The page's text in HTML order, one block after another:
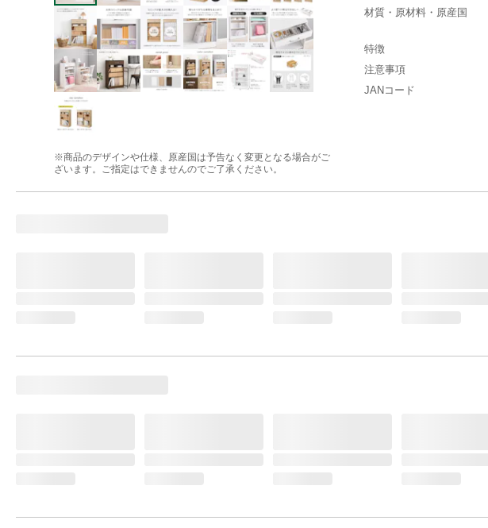
※商品のデザインや仕様、原産国は予告なく変更となる場合がご
ざいます。ご指定はできませんのでご了承ください。
材質・原材料・原産国
特徴
注意事項
JANコード